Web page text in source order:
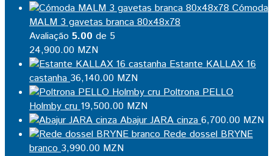
Cómoda
MALM 3 gavetas branca 80x48x78
Avaliação 5.00 de 5
24,900.00 MZN
Estante KALLAX 16
castanha 36,140.00 MZN
Poltrona PELLO
Holmby cru 19,500.00 MZN
Abajur JARA cinza 6,700.00 MZN
Rede dossel BRYNE
branco 3,990.00 MZN